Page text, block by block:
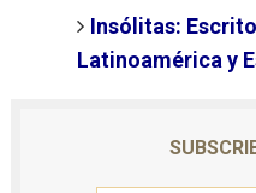
Insólitas:
Latinoamérica y